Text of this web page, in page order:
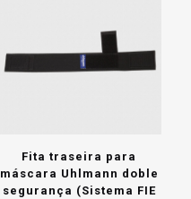
escolhidas
na
Fita traseira para
máscara Uhlmann doble
segurança (Sistema FIE